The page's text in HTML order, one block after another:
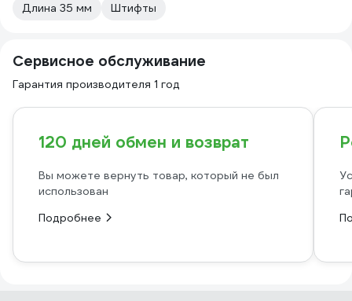
Длина 35 мм
Штифты
Сервисное обслуживание
Гарантия производителя 1 год
120 дней обмен и возврат
Вы можете вернуть товар, который не был
использован
Подробнее